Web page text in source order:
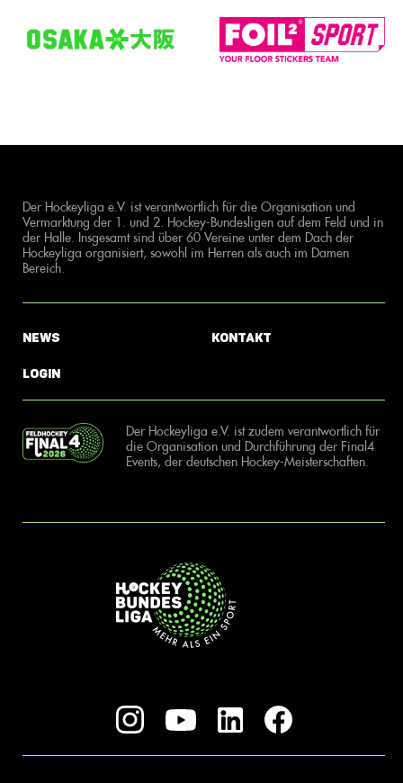
Der Hockeyliga e.V. ist verantwortlich für die Organisation und
Vermarktung der 1. und 2. Hockey-Bundesligen auf dem Feld und in
der Halle. Insgesamt sind über 60 Vereine unter dem Dach der
Hockeyliga organisiert, sowohl im Herren als auch im Damen
Bereich.
News
Login
Kontakt
Der Hockeyliga e.V. ist zudem verantwortlich für
die Organisation und Durchführung der Final4
Events, der deutschen Hockey-Meisterschaften.